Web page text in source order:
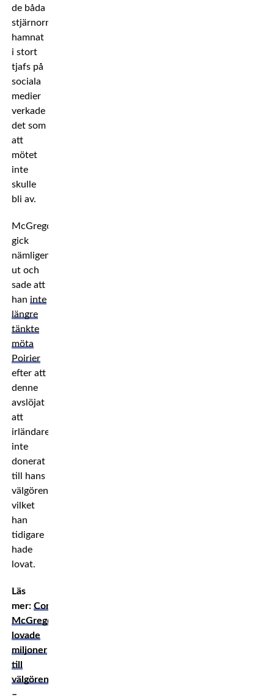
de båda
stjärnorna
hamnat
i stort
tjafs på
sociala
medier
verkade
det som
att
mötet
inte
skulle
bli av.
McGregor
gick
nämligen
ut och
sade att
han inte
längre
tänkte
möta
Poirier
efter att
denne
avslöjat
att
irländaren
inte
donerat
till hans
välgörenhetsstiftelse,
vilket
han
tidigare
hade
lovat.
Läs
mer: Conor
McGregor
lovade
miljoner
till
välgörenhet